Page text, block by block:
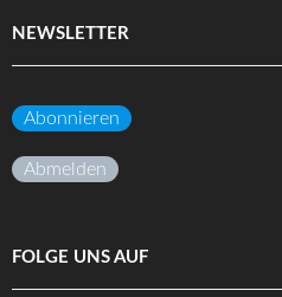
NEWSLETTER
Abonnieren
Abmelden
FOLGE UNS AUF